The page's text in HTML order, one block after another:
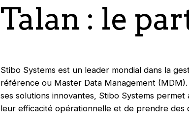
Talan : le
Stibo Systems est un leader mondial dans la
référence ou Master Data Management
ses solutions innovantes, Stibo Systems permet
leur efficacité opérationnelle et de prendre des